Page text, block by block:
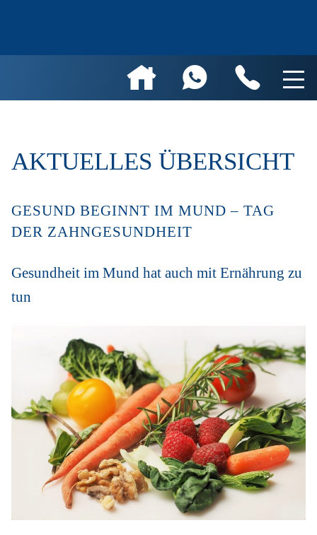
AKTUELLES ÜBERSICHT
GESUND BEGINNT IM MUND – TAG
DER ZAHNGESUNDHEIT
Gesundheit im Mund hat auch mit Ernährung zu
tun